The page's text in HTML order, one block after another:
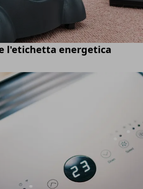
l'etichetta energetica